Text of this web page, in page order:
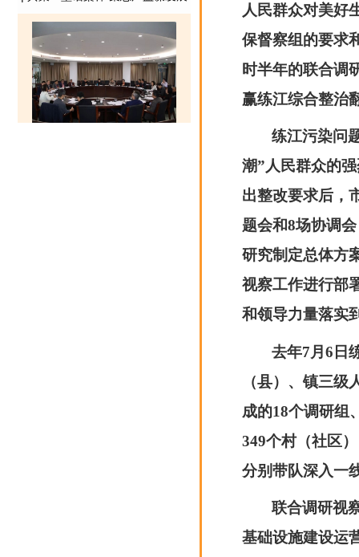
人民群众对美好
保督察组的要求
时半年的联合调
赢练江综合整治
练江污染问
潮”人民群众的
出整改要求后，
题会和8场协调
研究制定总体方
视察工作进行部
和领导力量落实
去年7月6日
（县）、镇三
成的18个调研组
349个村（社区
分别带队深入一
联合调研视
基础设施建设运